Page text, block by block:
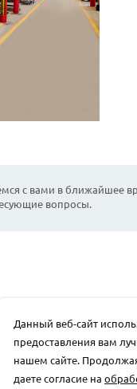
с вами в ближайшее
вопросы.
Отдел
+7(863) 250-
Данный веб-сайт
предоставления вам
нашем сайте.
даете согласие на